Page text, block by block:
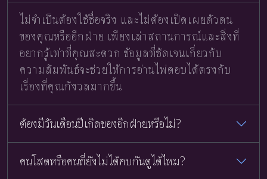
ไม่จำเป็นต้องใช้ชื่อจริง และไม่ต้องเปิดเผยตัวตน
ของคุณหรืออีกฝ่าย เพียงเล่าสถานการณ์และสิ่งที่
อยากรู้เท่าที่คุณสะดวก ข้อมูลที่ชัดเจนเกี่ยวกับ
ความสัมพันธ์จะช่วยให้การอ่านไพ่ตอบได้ตรงกับ
เรื่องที่คุณกังวลมากขึ้น
ต้องมีวันเดือนปีเกิดของอีกฝ่ายหรือไม่?
คนโสดหรือคนที่ยังไม่ได้คบกันดูได้ไหม?